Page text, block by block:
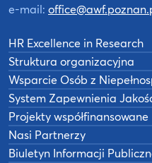
e-mail:
HR Excellence in Research
Struktura organizacyjna
Wsparcie Osób z
System Zapewnienia
Projekty współfinansowane
Nasi Partnerzy
Biuletyn Informacji